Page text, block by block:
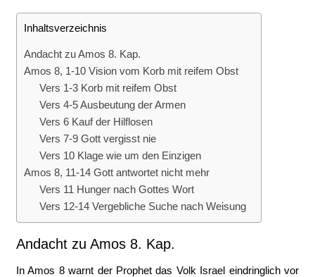
Inhaltsverzeichnis
Andacht zu Amos 8. Kap.
Amos 8, 1-10 Vision vom Korb mit reifem Obst
Vers 1-3 Korb mit reifem Obst
Vers 4-5 Ausbeutung der Armen
Vers 6 Kauf der Hilflosen
Vers 7-9 Gott vergisst nie
Vers 10 Klage wie um den Einzigen
Amos 8, 11-14 Gott antwortet nicht mehr
Vers 11 Hunger nach Gottes Wort
Vers 12-14 Vergebliche Suche nach Weisung
Andacht zu Amos 8. Kap.
In Amos 8 warnt der Prophet das Volk Israel eindringlich vor